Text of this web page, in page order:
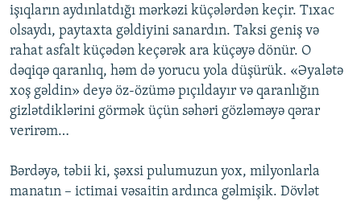
işıqların aydınlatdığı mərkəzi küçələrdən keçir. Tıxac
olsaydı, paytaxta gəldiyini sanardın. Taksi geniş və
rahat asfalt küçədən keçərək ara küçəyə dönür. O
dəqiqə qaranlıq, həm də yorucu yola düşürük. «Əyalətə
xoş gəldin» deyə öz-özümə pıçıldayır və qaranlığın
gizlətdiklərini görmək üçün səhəri gözləməyə qərar
verirəm…
Bərdəyə, təbii ki, şəxsi pulumuzun yox, milyonlarla
manatın – ictimai vəsaitin ardınca gəlmişik. Dövlət